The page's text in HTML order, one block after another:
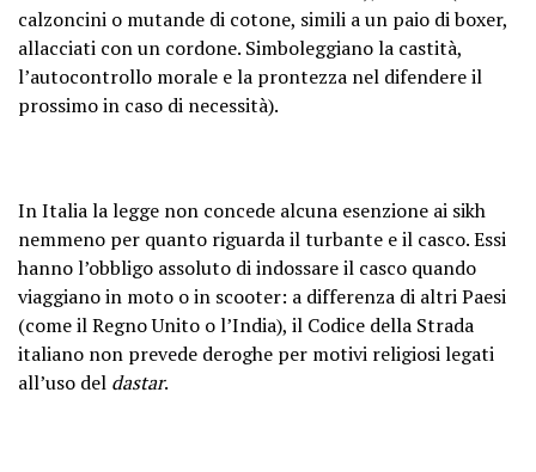
calzoncini o mutande di cotone, simili a un paio di boxer,
allacciati con un cordone. Simboleggiano la castità,
l’autocontrollo morale e la prontezza nel difendere il
prossimo in caso di necessità).
In Italia la legge non concede alcuna esenzione ai sikh
nemmeno per quanto riguarda il turbante e il casco. Essi
hanno l’obbligo assoluto di indossare il casco quando
viaggiano in moto o in scooter: a differenza di altri Paesi
(come il Regno Unito o l’India), il Codice della Strada
italiano non prevede deroghe per motivi religiosi legati
all’uso del dastar.